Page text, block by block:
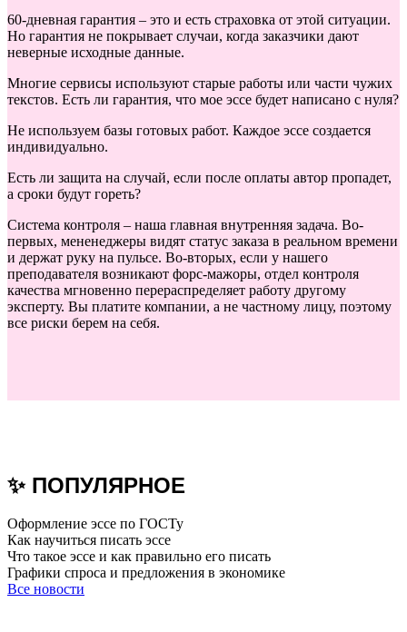
60-дневная гарантия – это и есть страховка от этой ситуации.
Но гарантия не покрывает случаи, когда заказчики дают
неверные исходные данные.
Многие сервисы используют старые работы или части чужих
текстов. Есть ли гарантия, что мое эссе будет написано с нуля?
Не используем базы готовых работ. Каждое эссе создается
индивидуально.
Есть ли защита на случай, если после оплаты автор пропадет,
а сроки будут гореть?
Система контроля – наша главная внутренняя задача. Во-
первых, мененеджеры видят статус заказа в реальном времени
и держат руку на пульсе. Во-вторых, если у нашего
преподавателя возникают форс-мажоры, отдел контроля
качества мгновенно перераспределяет работу другому
эксперту. Вы платите компании, а не частному лицу, поэтому
все риски берем на себя.
✨ ПОПУЛЯРНОЕ
Оформление эссе по ГОСТу
Как научиться писать эссе
Что такое эссе и как правильно его писать
Графики спроса и предложения в экономике
Все новости